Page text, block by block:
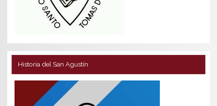
Historia del San Agustín